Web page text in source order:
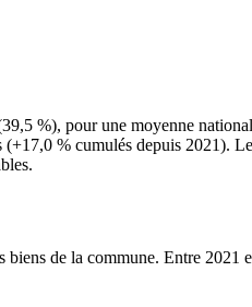
%), pour une moyenne
% cumulés depuis 2021).
biens de la commune. Entre 2021